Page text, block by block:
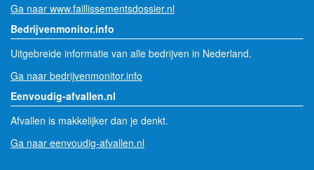
Ga naar www.faillissementsdossier.nl
Bedrijvenmonitor.info
Uitgebreide informatie van alle bedrijven in Nederland.
Ga naar bedrijvenmonitor.info
Eenvoudig-afvallen.nl
Afvallen is makkelijker dan je denkt.
Ga naar eenvoudig-afvallen.nl